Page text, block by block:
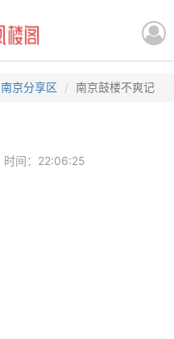
南京分享区 南京鼓楼不爽记
时间：22:06:25